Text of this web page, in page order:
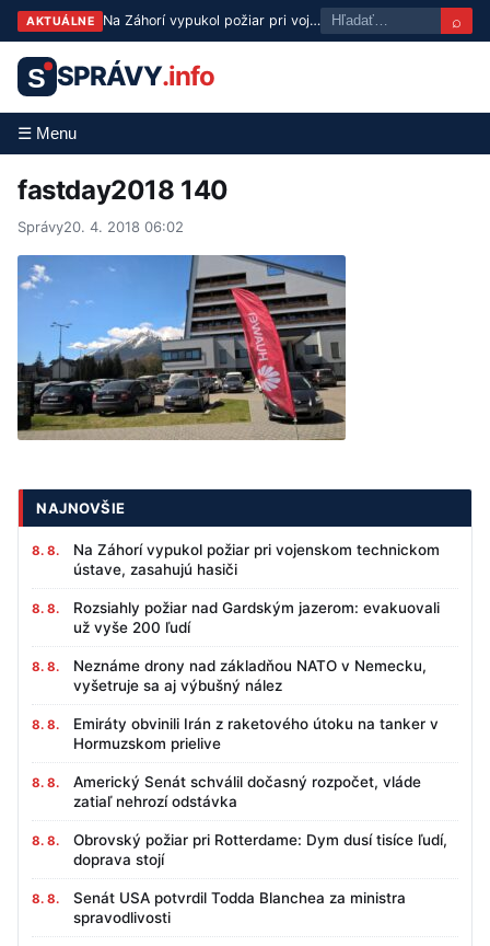
AKTUÁLNE Na Záhorí vypukol požiar pri vojenskom technickom ústave, zasahujú hasiči ⌕
S SPRÁVY.info
☰ Menu
fastday2018 140
Správy20. 4. 2018 06:02
NAJNOVŠIE
8. 8.
Na Záhorí vypukol požiar pri vojenskom technickom
ústave, zasahujú hasiči
8. 8.
Rozsiahly požiar nad Gardským jazerom: evakuovali
už vyše 200 ľudí
8. 8.
Neznáme drony nad základňou NATO v Nemecku,
vyšetruje sa aj výbušný nález
8. 8.
Emiráty obvinili Irán z raketového útoku na tanker v
Hormuzskom prielive
8. 8.
Americký Senát schválil dočasný rozpočet, vláde
zatiaľ nehrozí odstávka
8. 8.
Obrovský požiar pri Rotterdame: Dym dusí tisíce ľudí,
doprava stojí
8. 8.
Senát USA potvrdil Todda Blanchea za ministra
spravodlivosti